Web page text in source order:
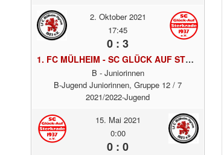
2. Oktober 2021
17:45
0 : 3
1. FC MÜLHEIM - SC GLÜCK AUF STERKRADE
B - Juniorinnen
B-Jugend Juniorinnen, Gruppe 12 / 7
2021/2022-Jugend
15. Mai 2021
0:00
0 : 0